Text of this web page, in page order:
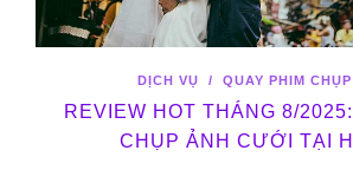
DỊCH VỤ / QUAY PHIM CHỤP
REVIEW HOT THÁNG 8/
CHỤP ẢNH CƯỚI TẠI